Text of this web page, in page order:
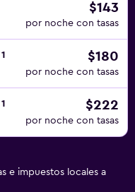
$143
por noche con tasas
$180
por noche con tasas
$222
por noche con tasas
e impuestos locales a